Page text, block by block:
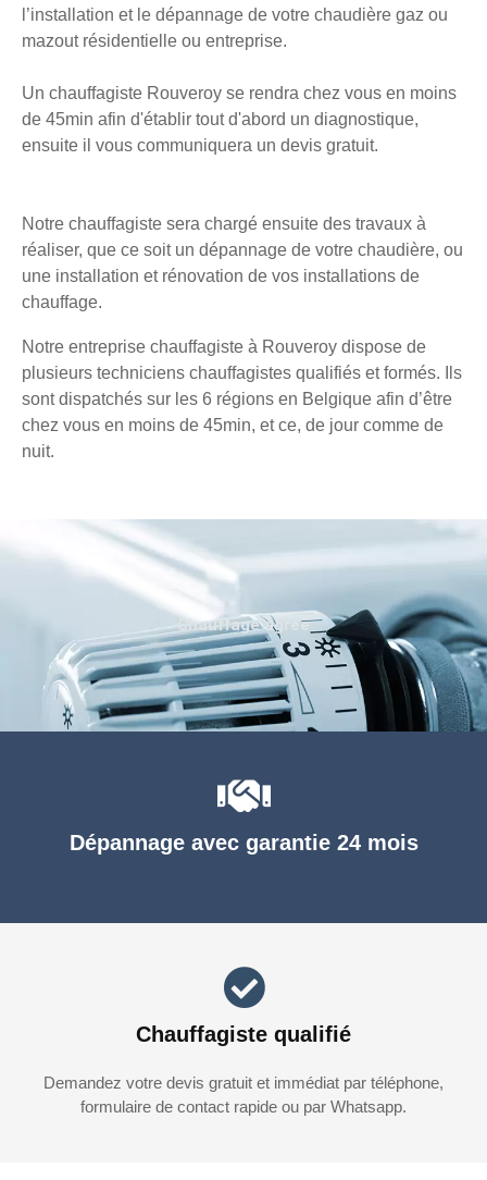
l’installation et le dépannage de votre chaudière gaz ou
mazout résidentielle ou entreprise.
Un chauffagiste Rouveroy se rendra chez vous en moins
de 45min afin d'établir tout d'abord un diagnostique,
ensuite il vous communiquera un devis gratuit.
Notre chauffagiste sera chargé ensuite des travaux à
réaliser, que ce soit un dépannage de votre chaudière, ou
une installation et rénovation de vos installations de
chauffage.
Notre entreprise chauffagiste à Rouveroy dispose de
plusieurs techniciens chauffagistes qualifiés et formés. Ils
sont dispatchés sur les 6 régions en Belgique afin d’être
chez vous en moins de 45min, et ce, de jour comme de
nuit.
Dépannage avec garantie 24 mois
Chauffagiste qualifié
Demandez votre devis gratuit et immédiat par téléphone,
formulaire de contact rapide ou par Whatsapp.
Chauffage agréé